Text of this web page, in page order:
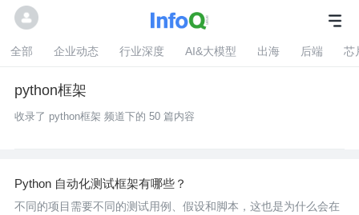
全部 企业动态 行业深度 AI&大模型 出海 后端 芯
python框架
收录了 python框架 频道下的 50 篇内容
Python 自动化测试框架有哪些？
不同的项目需要不同的测试用例、假设和脚本，这也是为什么会在